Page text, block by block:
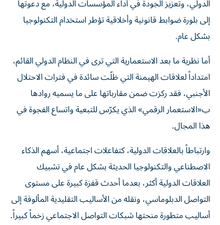
الدولي، وتعزيز الجودة في أداء المؤسسات الدولية، مع دعوتها
إلى بلورة ضوابط قانونية وأخلاقية تؤطر استخدام التكنولوجيا
بشكل عام.
أما نظرية ما بعد الاستعمارية التي ترى في النظام الدولي القائم،
امتداداً لعلاقات الهيمنة التي ظلّت سائدة في فترات الاحتلال
الأجنبي، فقد ركزت ضمن مقارباتها على ما يسميه روادها
ب«الاستعمار الرقمي» الذي يكرّس للتبعية واتساع الفجوة في
هذا المجال.
وارتباطاً بالعلاقات الدولية، كتفاعلات اجتماعية، أسهم الذكاء
الاصطناعي والتكنولوجيا الحديثة بشكل عام في تشبيك
العلاقات الدولية أكثر، بعدما أحدث قفزة كبيرة على مستوى
التواصل الدبلوماسي، ونقله من الأساليب التقليدية المألوفة إلى
أساليب متطورة منحتها شبكات التواصل الاجتماعي زخماً كبيراً.